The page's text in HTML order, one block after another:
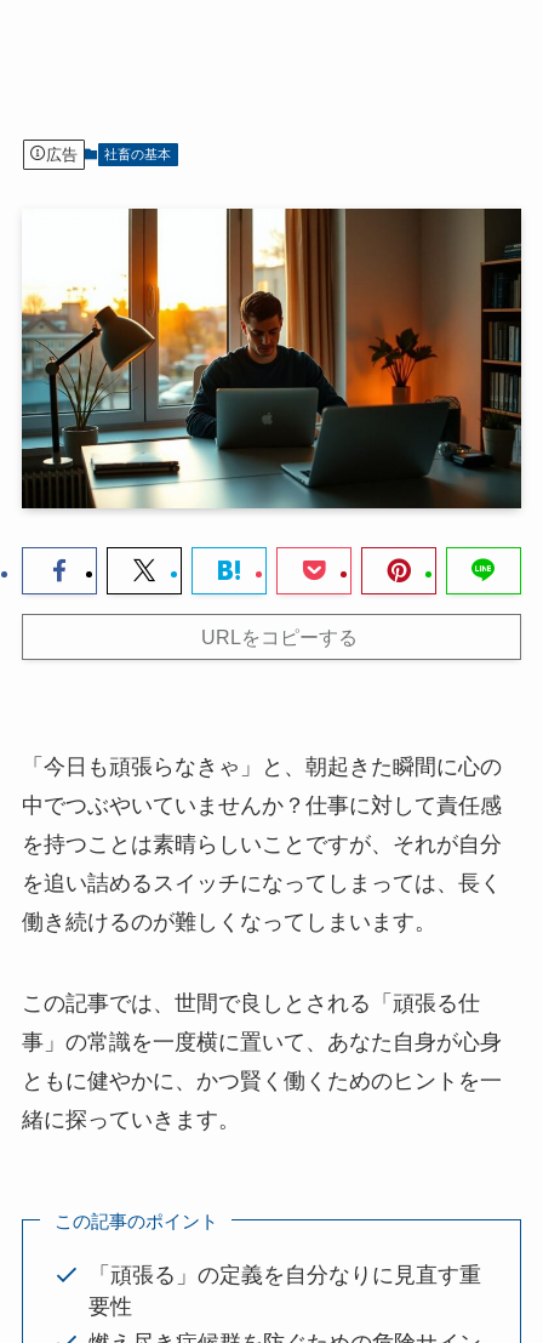
広告 社畜の基本
URLをコピーする
「今日も頑張らなきゃ」と、朝起きた瞬間に心の
中でつぶやいていませんか？仕事に対して責任感
を持つことは素晴らしいことですが、それが自分
を追い詰めるスイッチになってしまっては、長く
働き続けるのが難しくなってしまいます。
この記事では、世間で良しとされる「頑張る仕
事」の常識を一度横に置いて、あなた自身が心身
ともに健やかに、かつ賢く働くためのヒントを一
緒に探っていきます。
この記事のポイント
「頑張る」の定義を自分なりに見直す重
要性